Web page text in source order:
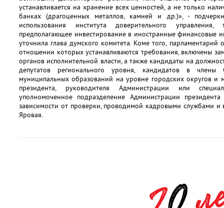
устанавливается на хранение всех ценностей, а не только
банках (драгоценных металлов, камней и др.)», -
использования института доверительного управления,
предполагающее инвестирование в иностранные финансовые
уточнила глава думского комитета. Коме того, парламентарий
отношении которых устанавливаются требования, включены
органов исполнительной власти, а также кандидаты на
депутатов регионального уровня, кандидатов в
муниципальных образований на уровне городских округов
президента, руководителя Администрации или
уполномоченное подразделение Администрации
зависимости от проверки, проводимой кадровыми службами и
Яровая.